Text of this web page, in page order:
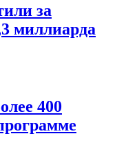
за
миллиарда
400